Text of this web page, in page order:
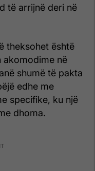
të arrijnë deri në
theksohet është
akomodime në
shumë të pakta
edhe me
specifike, ku një
dhoma.